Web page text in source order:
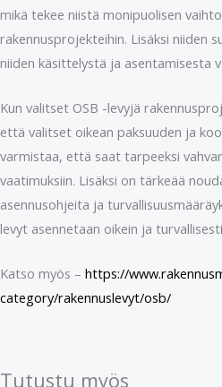
mikä tekee niistä monipuolisen
rakennusprojekteihin. Lisäksi niiden
niiden käsittelystä ja asentamisesta
Kun valitset OSB -levyjä
että valitset oikean paksuuden ja
varmistaa, että saat tarpeeksi
vaatimuksiin. Lisäksi on tärkeää
asennusohjeita ja
levyt asennetaan oikein ja
Katso myös – https://
category/rakennuslevyt/osb/
Tutustu myös